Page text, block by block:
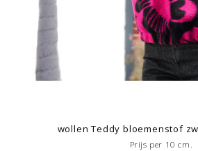
wollen Teddy bloemenstof
Prijs per 10 cm.